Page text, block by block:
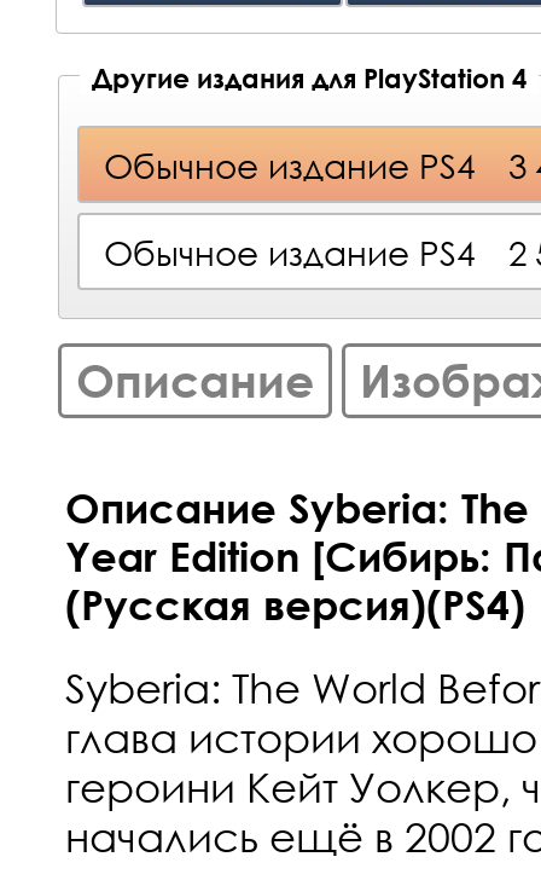
Другие издания для PlayStation 4
Обычное издание PS4 3
Обычное издание PS4 2
Описание
Описание Syberia: The
Year Edition [Сибирь:
(Русская версия)(PS4)
Syberia: The World
глава истории хорошо
героини Кейт Уолкер,
начались ещё в 2002